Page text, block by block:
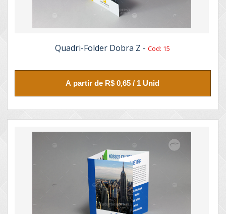
Quadri-Folder Dobra Z -Cod: 15
A partir de R$ 0,65 / 1 Unid